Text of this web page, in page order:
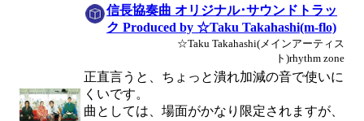
信長協奏曲 オリジナル･サウンドトラッ
ク Produced by ☆Taku Takahashi(m-flo)
☆Taku Takahashi(メインアーティス
ト)rhythm zone
正直言うと、ちょっと潰れ加減の音で使いに
くいです。
曲としては、場面がかなり限定されますが、